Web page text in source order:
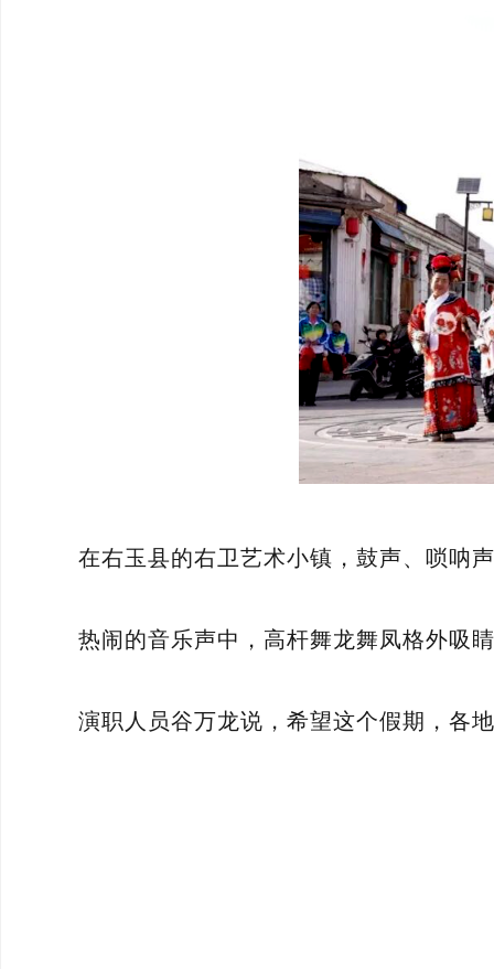
在右玉县的右卫艺术小镇，鼓声、唢呐
热闹的音乐声中，高杆舞龙舞凤格外吸
演职人员谷万龙说，希望这个假期，各